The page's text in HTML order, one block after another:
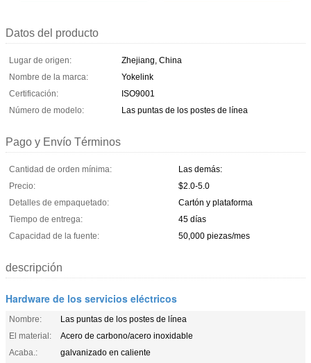
Datos del producto
Lugar de origen:
Zhejiang, China
Nombre de la marca:
Yokelink
Certificación:
ISO9001
Número de modelo:
Las puntas de los postes de línea
Pago y Envío Términos
Cantidad de orden mínima:
Las demás:
Precio:
$2.0-5.0
Detalles de empaquetado:
Cartón y plataforma
Tiempo de entrega:
45 días
Capacidad de la fuente:
50,000 piezas/mes
descripción
Hardware de los servicios eléctricos
Nombre:
Las puntas de los postes de línea
El material:
Acero de carbono/acero inoxidable
Acaba.:
galvanizado en caliente